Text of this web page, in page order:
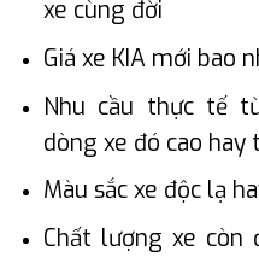
xe cùng đời
Giá xe KIA mới bao
Nhu cầu thực tế
dòng xe đó cao hay
Màu sắc xe độc lạ
Chất lượng xe còn